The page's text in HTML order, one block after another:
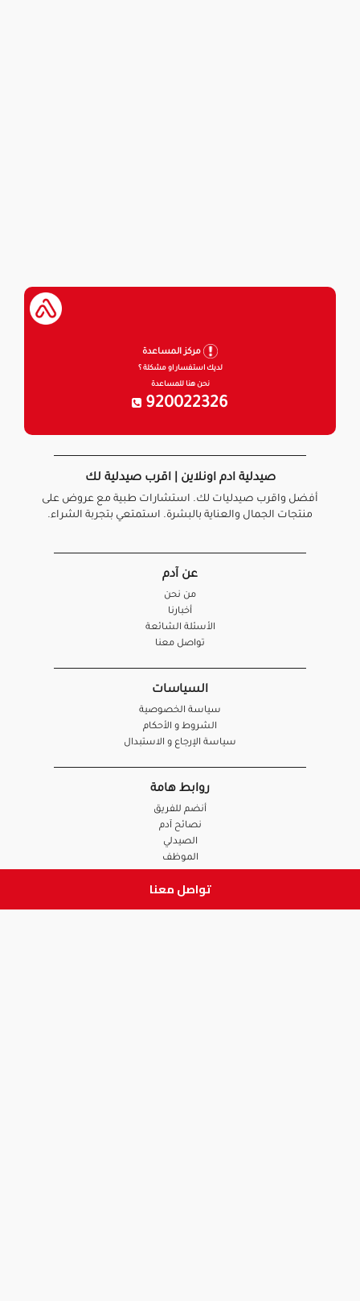
تواصل معنا
مركز المساعدة
لديك استفسار او مشكلة ؟
نحن هنا للمساعدة
920022326
صيدلية ادم اونلاين | اقرب صيدلية لك
أفضل واقرب صيدليات لك. استشارات طبية مع عروض على
منتجات الجمال والعناية بالبشرة. استمتعي بتجربة الشراء.
عن آدم
من نحن
أخبارنا
الأسئلة الشائعة
تواصل معنا
السياسات
سياسة الخصوصية
الشروط و الأحكام
سياسة الإرجاع و الاستبدال
روابط هامة
أنضم للفريق
نصائح آدم
الصيدلي
الموظف